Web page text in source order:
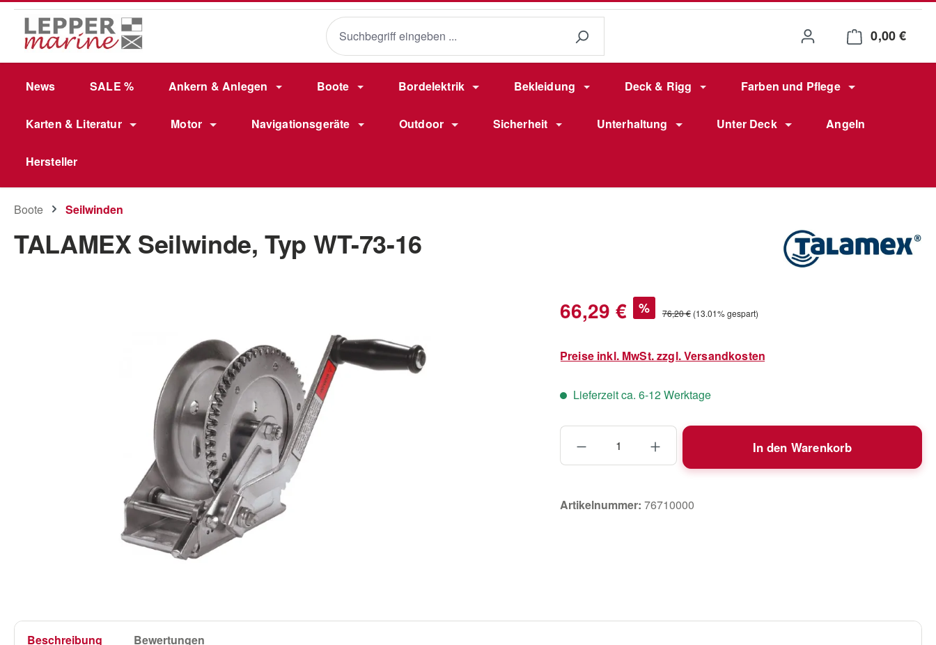
Hauptinhalt springen
Zur Suche springen
Zur Hauptnavigation springen
0,00 €
News SALE % Ankern & Anlegen Boote Bordelektrik Bekleidung Deck & Rigg Farben und Pflege
Karten & Literatur Motor Navigationsgeräte Outdoor Sicherheit Unterhaltung Unter Deck Angeln
Hersteller
Boote Seilwinden
TALAMEX Seilwinde, Typ WT-73-16
Verkaufspreis:
66,29 € % Regulärer Preis:
76,20 € (13.01% gespart)
Preise inkl. MwSt. zzgl. Versandkosten
Lieferzeit ca. 6-12 Werktage
Produkt Anzahl: Gib den gewünschten Wert
In den Warenkorb
Artikelnummer: 76710000
Beschreibung Bewertungen